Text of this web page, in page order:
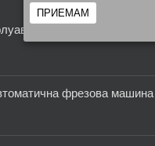
фреза
фрезова машина
ПРИЕМАМ